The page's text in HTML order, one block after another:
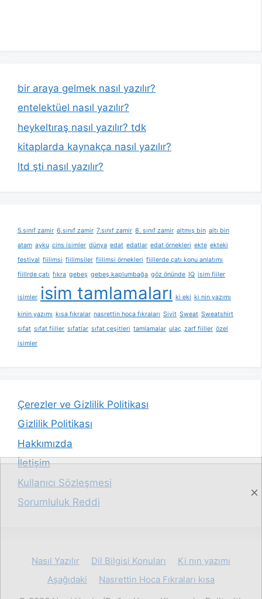
bir araya gelmek nasıl yazılır?
entelektüel nasıl yazılır?
heykeltıraş nasıl yazılır? tdk
kitaplarda kaynakça nasıl yazılır?
ltd şti nasıl yazılır?
5.sınıf zamir 6.sınıf zamir 7.sınıf zamir 8. sınıf zamir altmış bin altı bin
atam ayku cins isimler dünya edat edatlar edat örnekleri ekte ekteki
festival fiilimsi fiilimsiler fiilimsi örnekleri fiillerde çatı konu anlatımı
fiillrde çatı fıkra gebeş gebeş kaplumbağa göz önünde IQ isim fiiler
isimler isim tamlamaları ki eki ki nin yazımı
kinin yazımı kısa fıkralar nasrettin hoca fıkraları Sivit Sweat Sweatshirt
sıfat sıfat fiiller sıfatlar sıfat çeşitleri tamlamalar ulaç zarf fiiller özel
isimler
Çerezler ve Gizlilik Politikası
Gizlilik Politikası
Hakkımızda
İletişim
Kullanıcı Sözleşmesi
Sorumluluk Reddi
Nasıl Yazılır Dil Bilgisi Konuları
Ki nın yazımı
Aşağıdaki
Nasrettin Hoca Fıkraları kısa